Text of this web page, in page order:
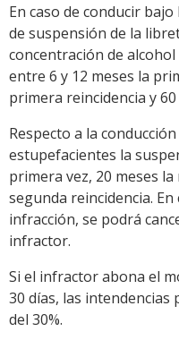
En caso de conducir
de suspensión de la
concentración de
entre 6 y 12 meses la
primera reincidencia y
Respecto a la
estupefacientes la
primera vez, 20 meses
segunda reincidencia.
infracción, se podrá
infractor.
Si el infractor abona el
30 días, las
del 30%.